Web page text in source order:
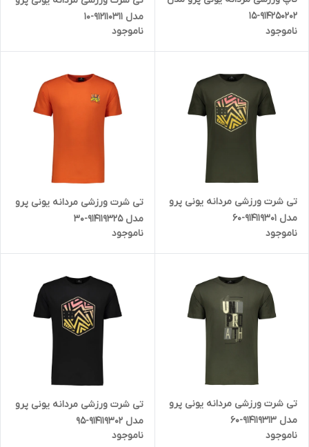
914250202-15
ناموجود
مدل 912110311-10
ناموجود
تی شرت ورزشی مردانه یونی پرو
مدل 914119301-60
ناموجود
تی شرت ورزشی مردانه یونی پرو
مدل 914119325-30
ناموجود
تی شرت ورزشی مردانه یونی پرو
مدل 914119313-60
ناموجود
تی شرت ورزشی مردانه یونی پرو
مدل 914119302-95
ناموجود